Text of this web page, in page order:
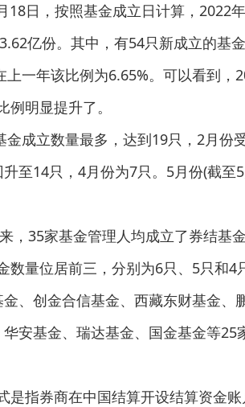
18日，按照基金成立日计算，2022
亿份。其中，有54只新成立的基
一年该比例为6.65%。可以看到，
明显提升了。
成立数量最多，达到19只，2月份
至14只，4月份为7只。5月份(截至
，35家基金管理人均成立了券结基金
数量位居前三，分别为6只、5只和4
、创金合信基金、西藏东财基金、
安基金、瑞达基金、国金基金等25
是指券商在中国结算开设结算资金